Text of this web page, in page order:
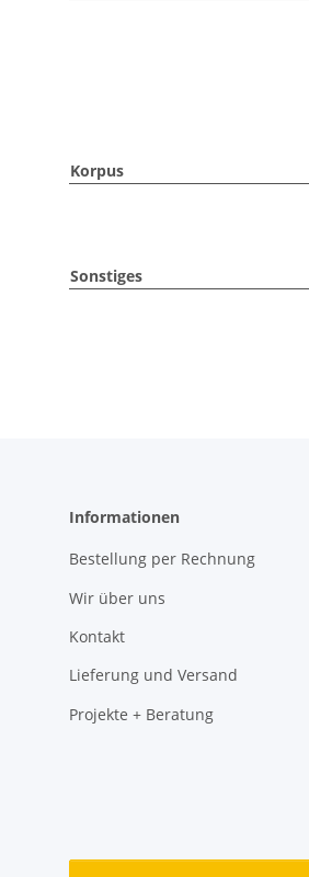
Korpus
Sonstiges
Informationen
Bestellung per Rechnung
Wir über uns
Kontakt
Lieferung und Versand
Projekte + Beratung